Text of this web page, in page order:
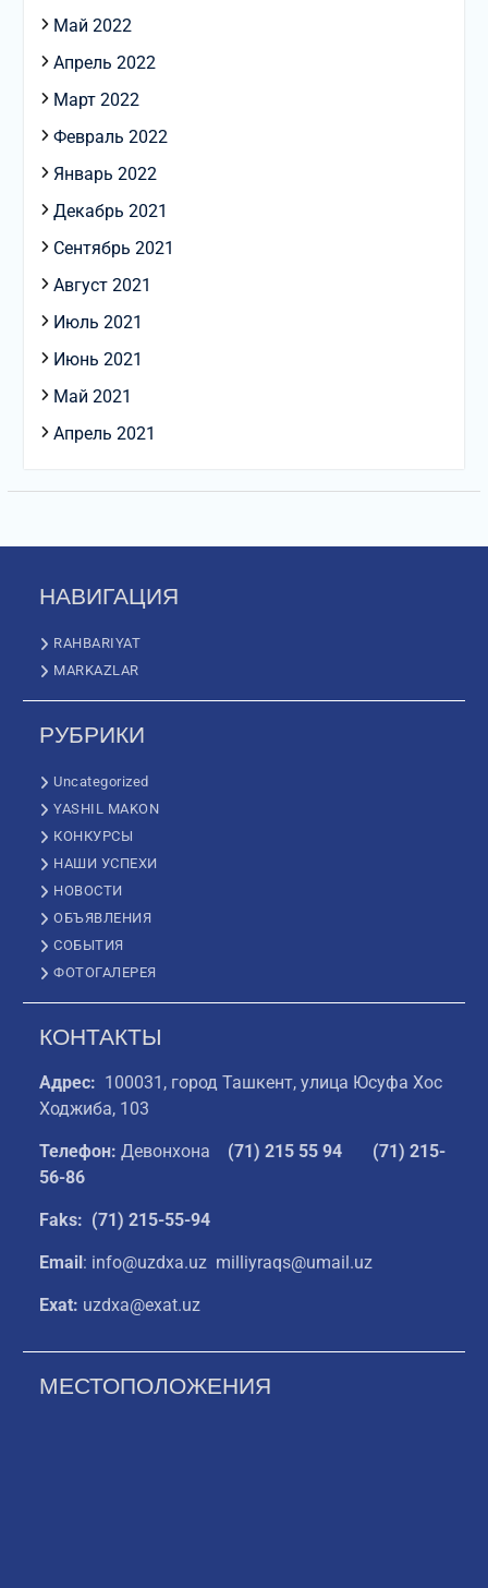
Май 2022
Апрель 2022
Март 2022
Февраль 2022
Январь 2022
Декабрь 2021
Сентябрь 2021
Август 2021
Июль 2021
Июнь 2021
Май 2021
Апрель 2021
НАВИГАЦИЯ
RAHBARIYAT
MARKAZLAR
РУБРИКИ
Uncategorized
YASHIL MAKON
КОНКУРСЫ
НАШИ УСПЕХИ
НОВОСТИ
ОБЪЯВЛЕНИЯ
СОБЫТИЯ
ФОТОГАЛЕРЕЯ
КОНТАКТЫ
Адрес: 100031, город Ташкент, улица Юсуфа Хос
Ходжиба, 103
Телефон: Девонхона (71) 215 55 94
(71) 215-
56-86
Faks: (71) 215-55-94
Email: info@uzdxa.uz milliyraqs@umail.uz
Exat: uzdxa@exat.uz
МЕСТОПОЛОЖЕНИЯ